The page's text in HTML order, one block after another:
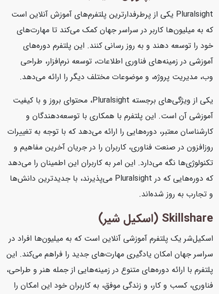
Pluralsight یکی از پرطرفدارترین پلتفرم‌های آموزش آنلاین است
که به میلیون‌ها کاربر در سراسر جهان کمک می‌کند تا مهارت‌های
خود را توسعه دهند و به روز رسانی کنند. این پلتفرم دوره‌های
آموزشی در زمینه‌های فناوری اطلاعات، توسعه نرم‌افزار، طراحی
وب، مدیریت پروژه، و موضوعات مختلف دیگر را ارائه می‌دهد.
یکی از ویژگی‌های برجسته Pluralsight، محتوای بروز و با کیفیت
آموزشی آن است. این پلتفرم با همکاری با توسعه‌دهندگان و
کارشناسان معتبر، دوره‌هایی را ارائه می‌دهد که با توجه به تغییرات
روزافزون در صنعت فناوری، کاربران را در جریان آخرین مفاهیم و
تکنولوژی‌ها نگه می‌دارد. این امر به کاربران این اطمینان را می‌دهد
که دوره‌هایی که در Pluralsight می‌پذیرند، با جدیدترین دانش‌ها
و تجارب به روز شده‌اند.
Skillshare (اسکیل شیر)
اسکیل‌شر یک پلتفرم آموزشی آنلاین است که به میلیون‌ها افراد در
سراسر جهان امکان یادگیری مهارت‌های جدید را فراهم می‌کند. این
پلتفرم با ارائه دوره‌های متنوع در زمینه‌هایی از جمله هنر و طراحی،
فناوری، کسب و کار، و زندگی موفق، به کاربران خود این امکان را